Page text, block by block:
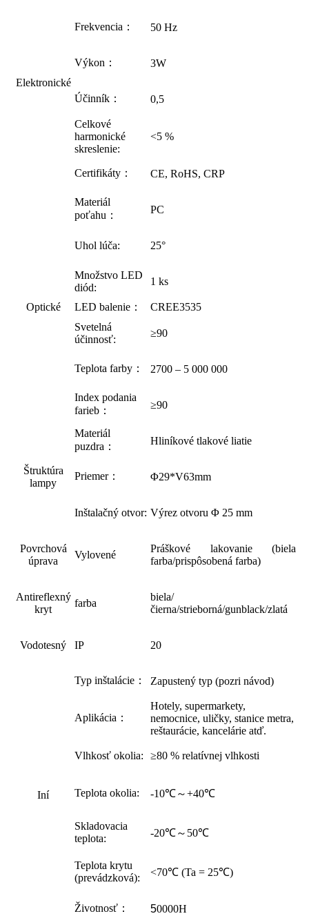
Elektronické
Frekvencia： 50 Hz
Výkon： 3W
Účinník： 0,5
Celkové
harmonické
skreslenie:
<5 %
Certifikáty： CE, RoHS, CRP
Optické
Materiál
poťahu：
PC
Uhol lúča: 25°
Množstvo LED
diód:
1 ks
LED balenie：
CREE3535
Svetelná
účinnosť:
≥90
Teplota farby： 2700 – 5 000 000
Index podania
farieb：
≥90
Štruktúra
lampy
Materiál
puzdra：
Hliníkové tlakové liatie
Priemer： Φ29*V63mm
Inštalačný otvor: Výrez otvoru Φ 25 mm
Povrchová
úprava
Vylovené
Práškové lakovanie (biela
farba/prispôsobená farba)
Antireflexný
kryt
farba
biela/
čierna/strieborná/gunblack/zlatá
Vodotesný IP 20
Iní
Typ inštalácie： Zapustený typ (pozri návod)
Aplikácia：
Hotely, supermarkety,
nemocnice, uličky, stanice metra,
reštaurácie, kancelárie atď.
Vlhkosť okolia: ≥80 % relatívnej vlhkosti
Teplota okolia: -10℃～+40℃
Skladovacia
teplota:
-20℃～50℃
Teplota krytu
(prevádzková):
<70℃ (Ta = 25℃)
Životnosť： 50000H